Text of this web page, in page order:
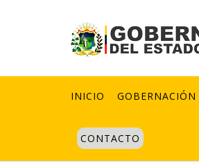
INICIO GOBERNACIÓN
CONTACTO